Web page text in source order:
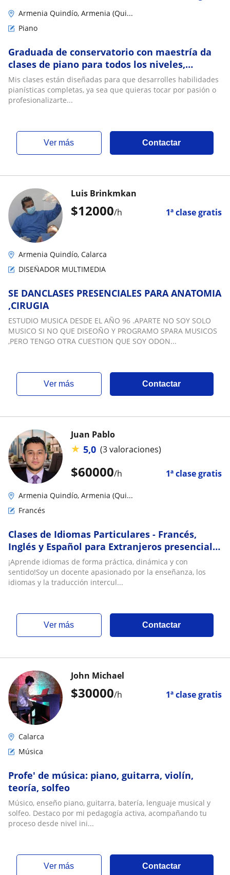
Armenia Quindío, Armenia (Qui...
Piano
Graduada de conservatorio con maestría da
clases de piano para todos los niveles,
metodología garantizada y flexible
Mis clases están diseñadas para que desarrolles habilidades
pianísticas completas, ya sea que quieras tocar por pasión o
profesionalizarte...
ver más Contactar
$12000/h 1ª clase gratis
Luis Brinkmkan
Armenia Quindío, Calarca
DISEÑADOR MULTIMEDIA
SE DANCLASES PRESENCIALES PARA ANATOMIA
,CIRUGIA
ESTUDIO MUSICA DESDE EL AÑO 96 .APARTE NO SOY SOLO
MUSICO SI NO QUE DISEOÑO Y PROGRAMO SPARA MUSICOS
,PERO TENGO OTRA CUESTION QUE SOY ODON...
ver más Contactar
$60000/h 1ª clase gratis
Juan Pablo
★ 5,0 (3 valoraciones)
Armenia Quindío, Armenia (Qui...
Francés
Clases de Idiomas Particulares - Francés,
Inglés y Español para Extranjeros presencial,
hibrido y virtual
¡Aprende idiomas de forma práctica, dinámica y con
sentido!Soy un docente apasionado por la enseñanza, los
idiomas y la traducción intercul...
ver más Contactar
$30000/h 1ª clase gratis
John Michael
Calarca
Música
Profe' de música: piano, guitarra, violín,
teoría, solfeo
Músico, enseño piano, guitarra, batería, lenguaje musical y
solfeo. Destaco por mi pedagogía activa, acompañando tu
proceso desde nivel ini...
ver más Contactar